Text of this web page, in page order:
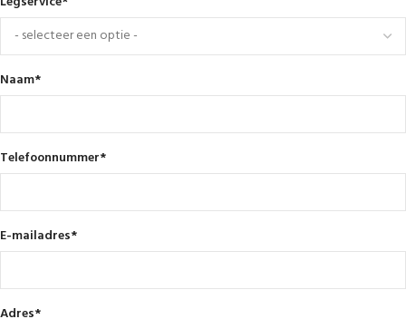
Naam*
Telefoonnummer*
E-mailadres*
Adres*